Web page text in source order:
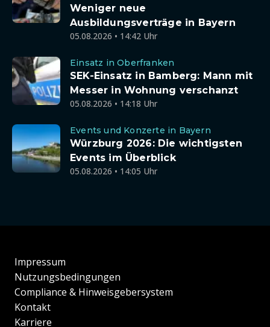
Weniger neue
Ausbildungsverträge in Bayern
05.08.2026 • 14:42 Uhr
Einsatz in Oberfranken
SEK-Einsatz in Bamberg: Mann mit
Messer in Wohnung verschanzt
05.08.2026 • 14:18 Uhr
Events und Konzerte in Bayern
Würzburg 2026: Die wichtigsten
Events im Überblick
05.08.2026 • 14:05 Uhr
Impressum
Nutzungsbedingungen
Compliance & Hinweisgebersystem
Kontakt
Karriere